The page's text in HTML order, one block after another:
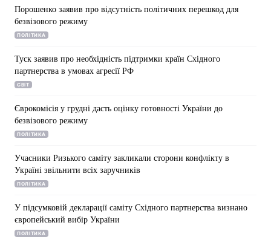
Головна
Україна
Порошенко заявив про відсутність політичних перешкод для
безвізового режиму
ПОЛІТИКА
Туск заявив про необхідність підтримки країн Східного
партнерства в умовах агресії РФ
СВІТ
Єврокомісія у грудні дасть оцінку готовності України до
безвізового режиму
ПОЛІТИКА
Учасники Ризького саміту закликали сторони конфлікту в
Україні звільнити всіх заручників
ПОЛІТИКА
У підсумковій декларації саміту Східного партнерства визнано
європейський вибір України
ПОЛІТИКА